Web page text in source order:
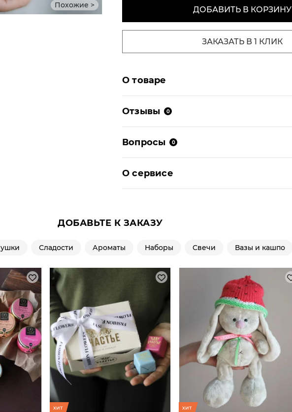
Похожие > ДОБАВИТЬ В КОРЗИНУ
ЗАКАЗАТЬ В 1 КЛИК
О товаре
Отзывы 0
Вопросы 0
О сервисе
ДОБАВЬТЕ К ЗАКАЗУ
Сладости Ароматы Наборы Свечи Вазы и кашпо
хит хит